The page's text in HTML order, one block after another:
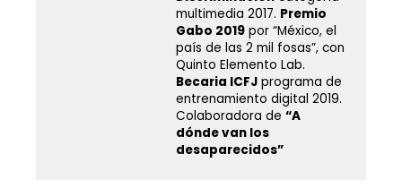
multimedia 2017. Premio
Gabo 2019por “México, el
país de las 2 mil fosas”, con
Quinto Elemento Lab.
Becaria ICFJprograma de
entrenamiento digital 2019.
Colaboradora de “A
dónde van los
desaparecidos”